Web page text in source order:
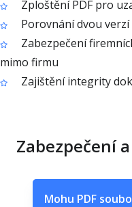
Zploštění PDF pro
Porovnání dvou
Zabezpečení
mimo firmu
Zajištění integrity
Zabezpečení
Mohu PDF